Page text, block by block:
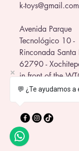
k-toys@gmail.com
Avenida Parque
Tecnológico 10 -
Rinconada Santa
62790 -
in front of the
💬 ¿Te ayudamos a